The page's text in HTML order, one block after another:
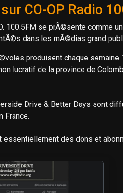
CO-OP Radio
100.5FM se prÃ©sente comme
dans les mÃ©dias grand
produisent chaque semaine
lucratif de la province de
Drive & Better Days sont
France.
essentiellement des dons et